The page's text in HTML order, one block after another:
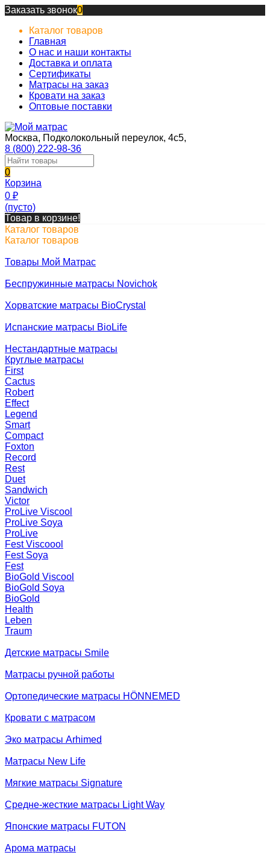
Заказать звонок0
Каталог товаров
Главная
О нас и наши контакты
Доставка и оплата
Сертификаты
Матрасы на заказ
Кровати на заказ
Оптовые поставки
Москва, Подколокольный переулок, 4с5,
8 (800) 222-98-36
0
Корзина
0 ₽
(пусто)
Товар в корзине!
Каталог товаров
Каталог товаров
Товары Мой Матрас
Беспружинные матрасы Novichok
Хорватские матрасы BioCrystal
Испанские матрасы BioLife
Нестандартные матрасы
Круглые матрасы
First
Cactus
Robert
Effect
Legend
Smart
Compact
Foxton
Record
Rest
Duet
Sandwich
Victor
ProLive Viscool
ProLive Soya
ProLive
Fest Viscoool
Fest Soya
Fest
BioGold Viscool
BioGold Soya
BioGold
Health
Leben
Traum
Детские матрасы Smile
Матрасы ручной работы
Ортопедические матрасы HÖNNEMED
Кровати с матрасом
Эко матрасы Arhimed
Матрасы New Life
Мягкие матрасы Signature
Средне-жесткие матрасы Light Way
Японские матрасы FUTON
Арома матрасы